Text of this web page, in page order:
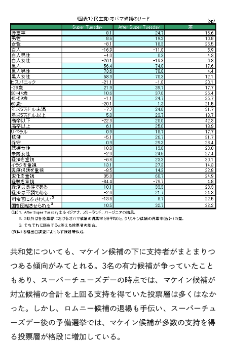
共和党についても、マケイン候補の下に支持者がまとまりつ
つある傾向がみてとれる。3名の有力候補が争っていたこと
もあり、スーパーチューズデーの時点では、マケイン候補が
対立候補の合計を上回る支持を得ていた投票層は多くはなか
った。しかし、ロムニー候補の退場も手伝い、スーパーチュ
ーズデー後の予備選挙では、マケイン候補が多数の支持を得
る投票層が格段に増加している。